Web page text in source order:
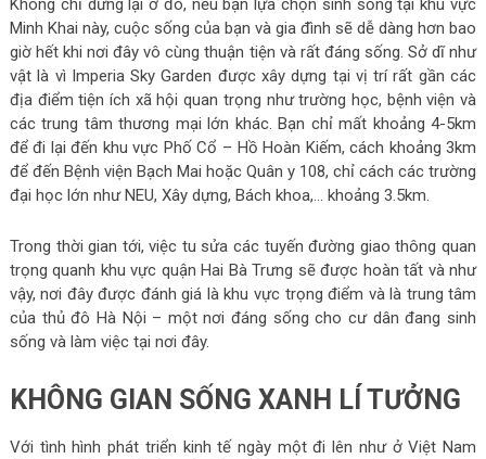
Không chỉ dừng lại ở đó, nếu bạn lựa chọn sinh sống tại khu vực
Minh Khai này, cuộc sống của bạn và gia đình sẽ dễ dàng hơn bao
giờ hết khi nơi đây vô cùng thuận tiện và rất đáng sống. Sở dĩ như
vật là vì Imperia Sky Garden được xây dựng tại vị trí rất gần các
địa điểm tiện ích xã hội quan trọng như trường học, bệnh viện và
các trung tâm thương mại lớn khác. Bạn chỉ mất khoảng 4-5km
để đi lại đến khu vực Phố Cổ – Hồ Hoàn Kiếm, cách khoảng 3km
để đến Bệnh viện Bạch Mai hoặc Quân y 108, chỉ cách các trường
đại học lớn như NEU, Xây dựng, Bách khoa,… khoảng 3.5km.
Trong thời gian tới, việc tu sửa các tuyến đường giao thông quan
trọng quanh khu vực quận Hai Bà Trưng sẽ được hoàn tất và như
vậy, nơi đây được đánh giá là khu vực trọng điểm và là trung tâm
của thủ đô Hà Nội – một nơi đáng sống cho cư dân đang sinh
sống và làm việc tại nơi đây.
KHÔNG GIAN SỐNG XANH LÍ TƯỞNG
Với tình hình phát triển kinh tế ngày một đi lên như ở Việt Nam